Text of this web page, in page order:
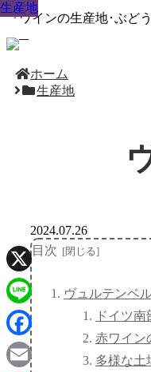
『ワインの生産地･ぶど
ホーム
生産地
生産地
2024.07.26
目次
ヴュルテンベ
ドイツ
赤ワイン
多様な土
生産地
生産地
生産地
生産地
生産地
生産地
生産地
生産地
X
Line
Facebook